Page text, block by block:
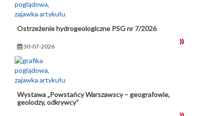
Ostrzeżenie hydrogeologiczne PSG nr 7/2026
30-07-2026
Wystawa „Powstańcy Warszawscy – geografowie,
geolodzy, odkrywcy”